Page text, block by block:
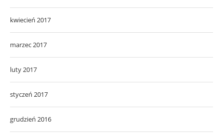
kwiecień 2017
marzec 2017
luty 2017
styczeń 2017
grudzień 2016